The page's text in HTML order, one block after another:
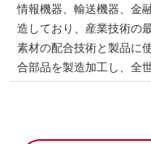
情報機器、輸送機器、金
造しており、産業技術の
素材の配合技術と製品に
合部品を製造加工し、全